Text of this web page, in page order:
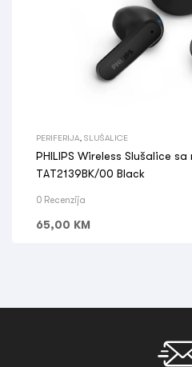
PERIFERIJA SLUŠALICE
PHILIPS Wireless Slušalice
TAT2139BK/00 Black
0 Recenzija
65,00 KM